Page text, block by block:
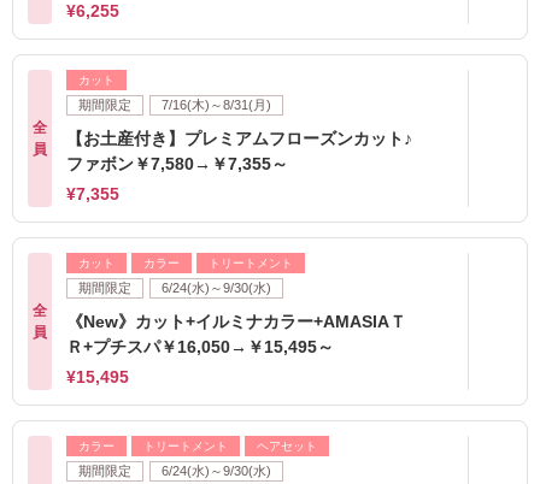
¥6,255
全
員
カット
期間限定 7/16(木)～8/31(月)
【お土産付き】プレミアムフローズンカット♪
ファボン￥7,580→￥7,355～
¥7,355
全
員
カット カラー トリートメント
期間限定 6/24(水)～9/30(水)
《New》カット+イルミナカラー+AMASIAＴ
Ｒ+プチスパ￥16,050→￥15,495～
¥15,495
カラー トリートメント ヘアセット
期間限定 6/24(水)～9/30(水)